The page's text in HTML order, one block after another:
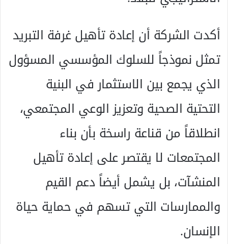
أكدت الشركة أن إعادة تأهيل غرفة التبريد
تمثل نموذجاً للسلوك المؤسسي المسؤول
الذي يجمع بين الاستثمار في البنية
التحتية الصحية وتعزيز الوعي المجتمعي،
انطلاقاً من قناعة راسخة بأن بناء
المجتمعات لا يقتصر على إعادة تأهيل
المنشآت، بل يشمل أيضاً دعم القيم
والممارسات التي تسهم في حماية حياة
الإنسان.